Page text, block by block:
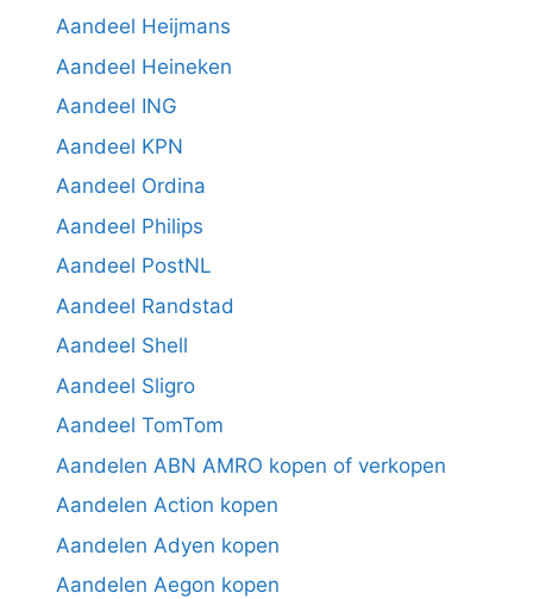
Aandeel Heijmans
Aandeel Heineken
Aandeel ING
Aandeel KPN
Aandeel Ordina
Aandeel Philips
Aandeel PostNL
Aandeel Randstad
Aandeel Shell
Aandeel Sligro
Aandeel TomTom
Aandelen ABN AMRO kopen of verkopen
Aandelen Action kopen
Aandelen Adyen kopen
Aandelen Aegon kopen